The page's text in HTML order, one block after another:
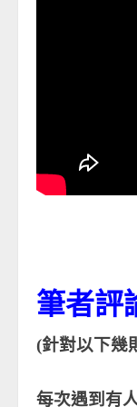
筆者評
(針對以下幾
每次遇到有